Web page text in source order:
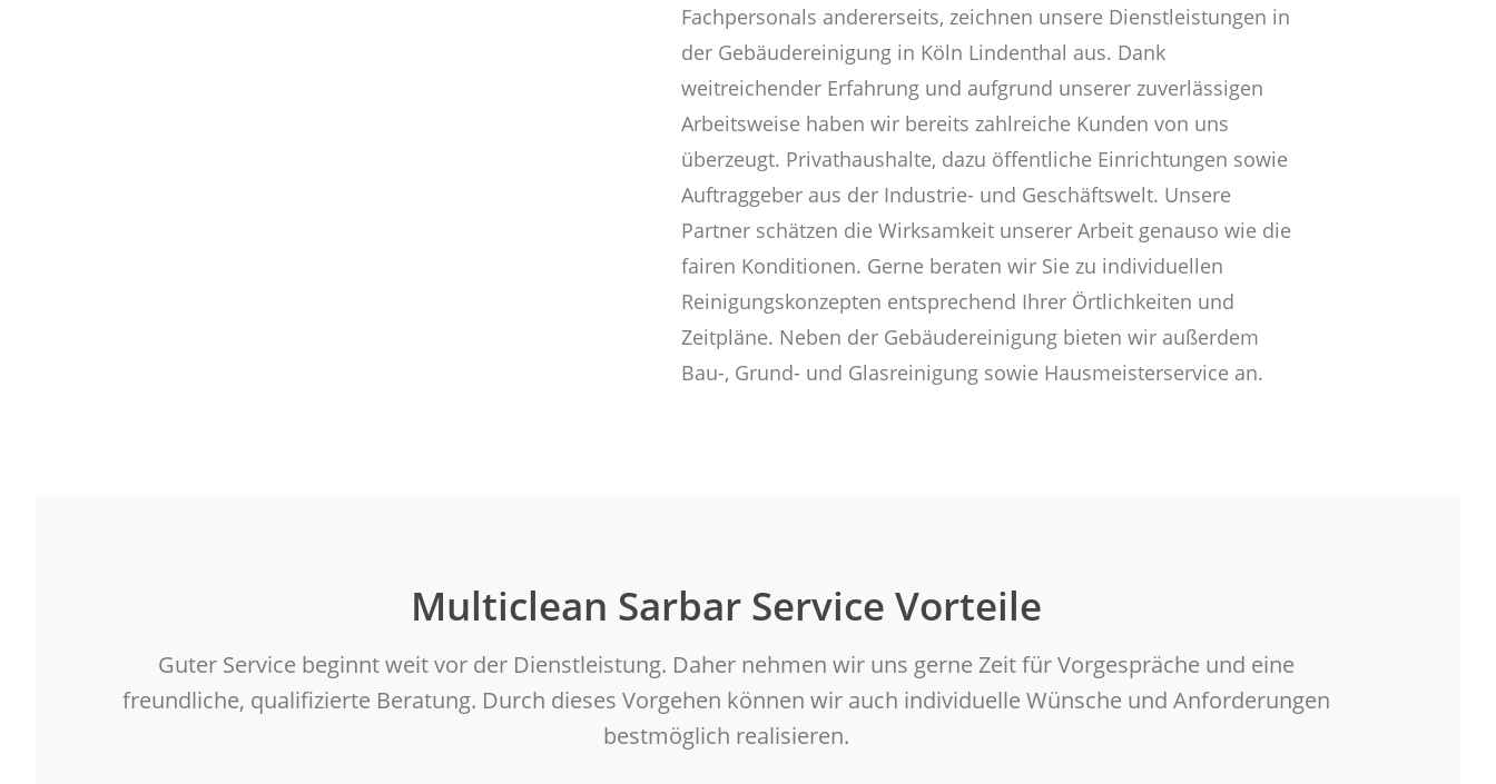
Fachpersonals andererseits, zeichnen unsere Dienstleistungen in
der Gebäudereinigung in Köln Lindenthal aus. Dank
weitreichender Erfahrung und aufgrund unserer zuverlässigen
Arbeitsweise haben wir bereits zahlreiche Kunden von uns
überzeugt. Privathaushalte, dazu öffentliche Einrichtungen sowie
Auftraggeber aus der Industrie- und Geschäftswelt. Unsere
Partner schätzen die Wirksamkeit unserer Arbeit genauso wie die
fairen Konditionen. Gerne beraten wir Sie zu individuellen
Reinigungskonzepten entsprechend Ihrer Örtlichkeiten und
Zeitpläne. Neben der Gebäudereinigung bieten wir außerdem
Bau-, Grund- und Glasreinigung sowie Hausmeisterservice an.
Multiclean Sarbar Service Vorteile
Guter Service beginnt weit vor der Dienstleistung. Daher nehmen wir uns gerne Zeit für Vorgespräche und eine
freundliche, qualifizierte Beratung. Durch dieses Vorgehen können wir auch individuelle Wünsche und Anforderungen
bestmöglich realisieren.